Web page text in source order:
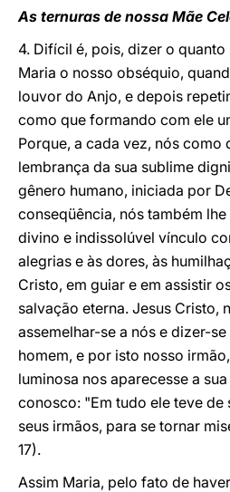
As ternuras de nossa Mãe
4. Difícil é, pois, dizer o
Maria o nosso obséquio,
louvor do Anjo, e depois
como que formando com ele
Porque, a cada vez, nós como
lembrança da sua sublime
gênero humano, iniciada por
conseqüência, nós também
divino e indissolúvel vínculo
alegrias e às dores, às
Cristo, em guiar e em assistir
salvação eterna. Jesus Cristo,
assemelhar-se a nós e dizer-
homem, e por isto nosso
luminosa nos aparecesse a
conosco: "Em tudo ele teve de
seus irmãos, para se tornar
17).
Assim Maria, pelo fato de